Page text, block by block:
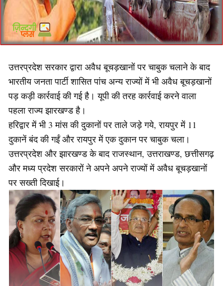
उत्तरप्रदेश सरकार द्वारा अवैध बूचड़खानों पर चाबुक चलाने के बाद
भारतीय जनता पार्टी शासित पांच अन्य राज्यों में भी अवैध बूचड़खानों
पड़ कड़ी कार्रवाई की गई है। यूपी की तरह कार्रवाई करने वाला
पहला राज्य झारखण्ड है।
हरिद्वार में भी 3 मांस की दुकानों पर ताले जड़े गये, रायपुर में 11
दुकानें बंद की गईं और रायपुर में एक दुकान पर चाबुक चला।
उत्तरप्रदेश और झारखण्ड के बाद राजस्थान, उत्तराखण्ड, छत्तीसगढ़
और मध्य प्रदेश सरकारों ने अपने अपने राज्यों में अवैध बूचड़खानों
पर सख्ती दिखाई।